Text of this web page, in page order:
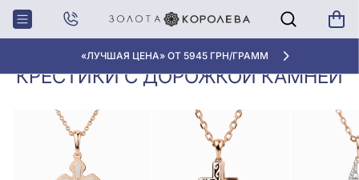
«ЛУЧШАЯ ЦЕНА» ОТ 5945 ГРН/ГРАММ
Главная
Крестики,
Ладанки
Крестики с дорожкой
камней
КРЕСТИКИ С ДОРОЖКОЙ КАМНЕЙ